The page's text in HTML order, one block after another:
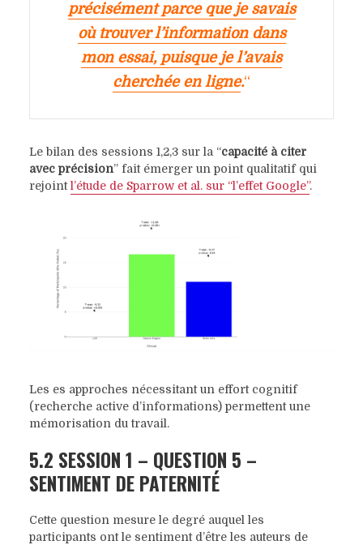
précisément parce que je savais
où trouver l’information dans
mon essai, puisque je l’avais
cherchée en ligne.“
Le bilan des sessions 1,2,3 sur la “capacité à citer
avec précision” fait émerger un point qualitatif qui
rejointl’étude de Sparrow et al. sur “l’effet Google”.
Les es approches nécessitant un effort cognitif
(recherche active d’informations) permettent une
mémorisation du travail.
5.2 SESSION 1 – QUESTION 5 –
SENTIMENT DE PATERNITÉ
Cette question mesure le degré auquel les
participants ont le sentiment d’être les auteurs de